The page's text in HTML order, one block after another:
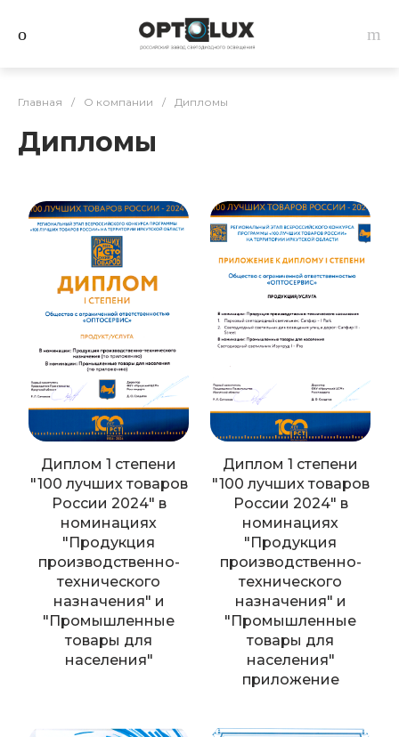
Главная / О компании / Дипломы
Дипломы
Диплом 1 степени
"100 лучших товаров
России 2024" в
номинациях
"Продукция
производственно-
технического
назначения" и
"Промышленные
товары для
населения"
Диплом 1 степени
"100 лучших товаров
России 2024" в
номинациях
"Продукция
производственно-
технического
назначения" и
"Промышленные
товары для
населения"
приложение